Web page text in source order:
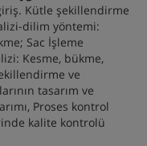
Kütle şekillendirme
dilim yöntemi:
Sac İşleme
Kesme, bükme,
ve
tasarım ve
Proses kontrol
kalite kontrolü